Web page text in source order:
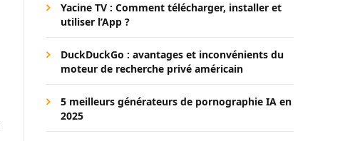
Yacine TV : Comment télécharger, installer et
utiliser l’App ?
DuckDuckGo : avantages et inconvénients du
moteur de recherche privé américain
5 meilleurs générateurs de pornographie IA en
2025